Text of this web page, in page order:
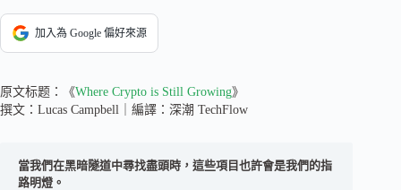
加入為 Google 偏好來源
原文标题：《Where Crypto is Still Growing》
撰文：Lucas Campbell｜編譯：深潮 TechFlow
當我們在黑暗隧道中尋找盡頭時，這些項目也許會是我們的指
路明燈。